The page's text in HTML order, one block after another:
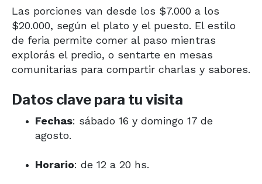
Las porciones van desde los $7.000 a los
$20.000, según el plato y el puesto. El estilo
de feria permite comer al paso mientras
explorás el predio, o sentarte en mesas
comunitarias para compartir charlas y sabores.
Datos clave para tu visita
Fechas: sábado 16 y domingo 17 de
agosto.
Horario: de 12 a 20 hs.